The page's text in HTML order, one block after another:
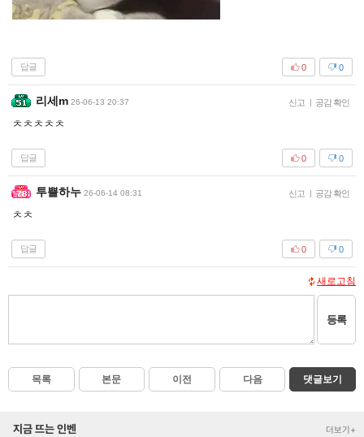
답글 0
0
리세m 26-06-13 20:37 신고 | 공감 확인
ㅊㅊㅊㅊㅊ
답글 0
0
투쁠하누 26-06-14 08:31 신고 | 공감 확인
ㅊㅊ
답글 0
0
새로고침
등록
목록 본문 이전 다음 댓글보기
지금 뜨는 인벤 더보기+